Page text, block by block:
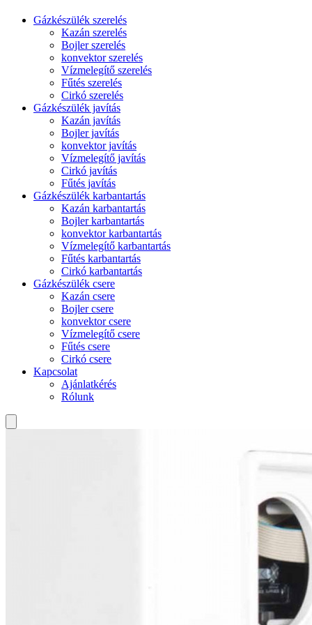
Gázkészülék szerelés
Kazán szerelés
Bojler szerelés
konvektor szerelés
Vízmelegítő szerelés
Fűtés szerelés
Cirkó szerelés
Gázkészülék javítás
Kazán javítás
Bojler javítás
konvektor javítás
Vízmelegítő javítás
Cirkó javítás
Fűtés javítás
Gázkészülék karbantartás
Kazán karbantartás
Bojler karbantartás
konvektor karbantartás
Vízmelegítő karbantartás
Fűtés karbantartás
Cirkó karbantartás
Gázkészülék csere
Kazán csere
Bojler csere
konvektor csere
Vízmelegítő csere
Fűtés csere
Cirkó csere
Kapcsolat
Ajánlatkérés
Rólunk